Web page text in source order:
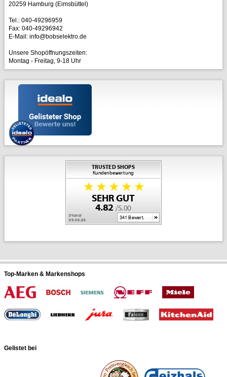
20259 Hamburg (Eimsbüttel)
Tel.: 040-49296959
Fax: 040-49296942
E-Mail: info@bobselektro.de
Unsere Shopöffnungszeiten:
Montag - Freitag, 9-18 Uhr
Top-Marken & Markenshops
Gelistet bei